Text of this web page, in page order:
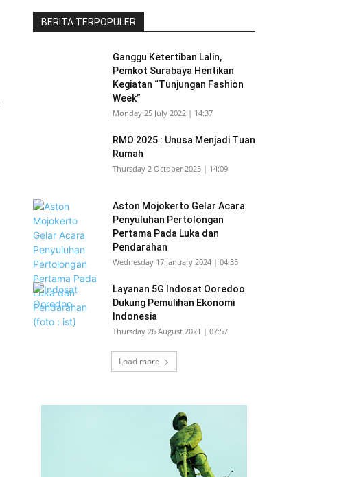
BERITA TERPOPULER
Ganggu Ketertiban Lalin,
Pemkot Surabaya Hentikan
Kegiatan “Tunjungan Fashion
Week”
Monday 25 July 2022 | 14:37
RMO 2025 : Unusa Menjadi Tuan
Rumah
Thursday 2 October 2025 | 14:09
Aston Mojokerto Gelar Acara
Penyuluhan Pertolongan
Pertama Pada Luka dan
Pendarahan
Wednesday 17 January 2024 | 04:35
Layanan 5G Indosat Ooredoo
Dukung Pemulihan Ekonomi
Indonesia
Thursday 26 August 2021 | 07:57
Load more